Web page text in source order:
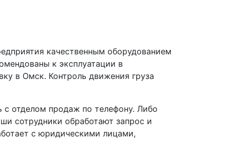
качественным оборудованием
к эксплуатации в
в Омск. Контроль движения груза
с отделом продаж по телефону. Либо
сотрудники обработают запрос и
с юридическими лицами,